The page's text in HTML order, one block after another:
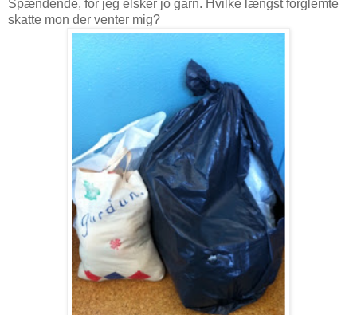
Spændende, for jeg elsker jo garn. Hvilke længst forglemte
skatte mon der venter mig?